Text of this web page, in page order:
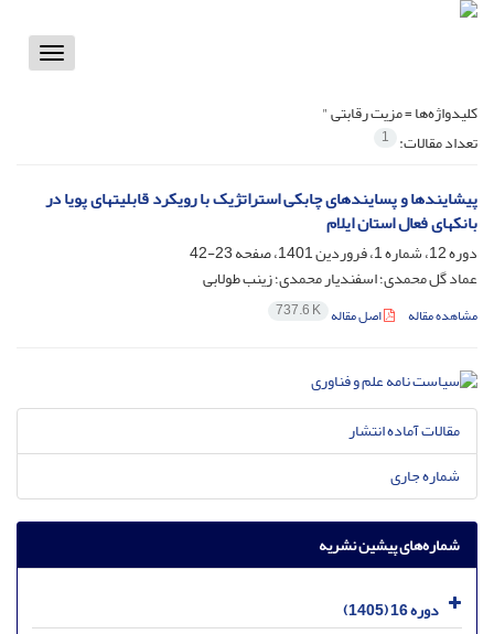
Toggle
کلیدواژه‌ها =مزیت رقابتی "
تعداد مقالات: 1
پیشایندها و پسایندهای چابکی استراتژیک با رویکرد قابلیت‏های پویا در
بانک‏های فعال استان ایلام
دوره 12، شماره 1، فروردین 1401، صفحه
23-42
عماد گل محمدی؛ اسفندیار محمدی؛ زینب طولابی
مشاهده مقاله اصل مقاله 737.6 K
مقالات آماده انتشار
شماره جاری
شماره‌های پیشین نشریه
دوره 16 (1405)